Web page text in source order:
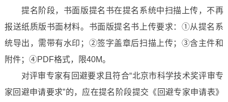
提名阶段，书面版提名书在提名系统中扫描上传，不再
报送纸质版书面材料。书面版提名书上传要求：①从提名系
统导出，需带有水印；②签字盖章后扫描上传；③含主件和
附件；④PDF格式，限40M。
对评审专家有回避要求且符合“北京市科学技术奖评审专
家回避申请要求”的，应在提名阶段提交《回避专家申请表》